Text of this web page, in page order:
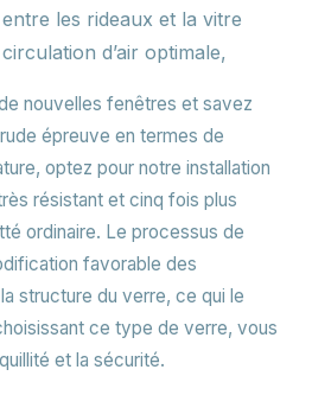
les rideaux et la vitre
d’air optimale,
nouvelles fenêtres et savez
épreuve en termes de
optez pour notre installation
résistant et cinq fois plus
ordinaire. Le processus de
favorable des
structure du verre, ce qui le
ce type de verre, vous
et la sécurité.